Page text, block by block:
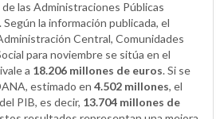
las Administraciones Públicas
la información publicada, el
Central, Comunidades
para noviembre se sitúa en el
a 18.206 millones de euros. Si se
estimado en 4.502 millones, el
del PIB, es decir, 13.704 millones de